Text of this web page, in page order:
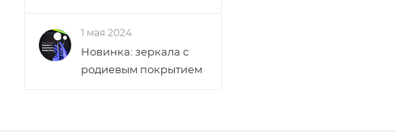
1 мая 2024
Новинка: зеркала с
родиевым покрытием